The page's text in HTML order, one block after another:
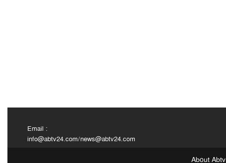
Email :
info@abtv24.com/news@abtv24.com
About Abtv